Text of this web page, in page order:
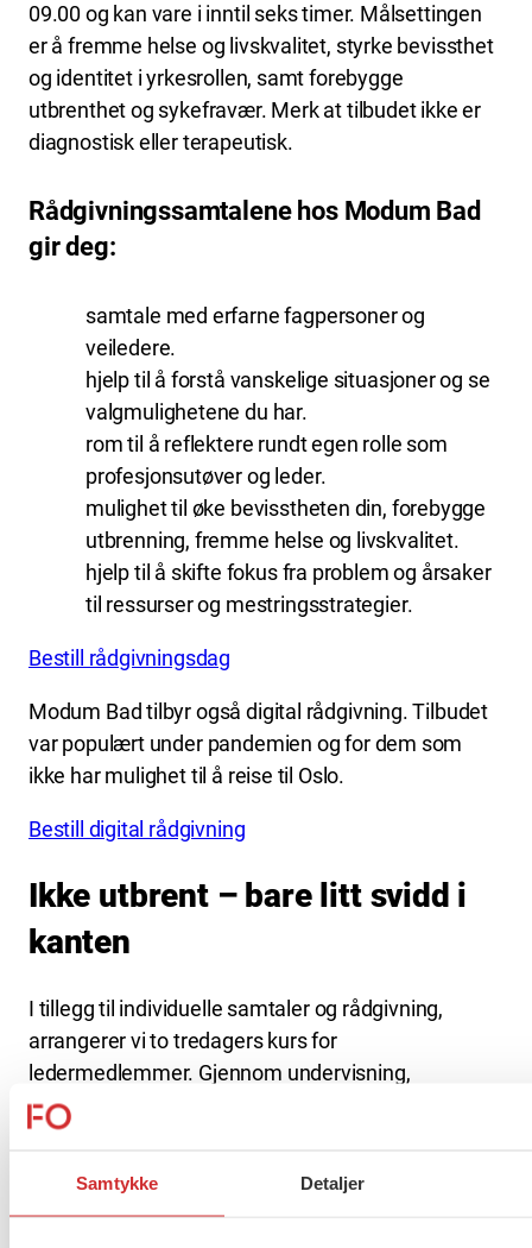
Samtykke Detaljer
09.00 og kan vare i inntil seks timer. Målsettingen
er å fremme helse og livskvalitet, styrke bevissthet
og identitet i yrkesrollen, samt forebygge
utbrenthet og sykefravær. Merk at tilbudet ikke er
diagnostisk eller terapeutisk.
Rådgivningssamtalene hos Modum Bad
gir deg:
samtale med erfarne fagpersoner og
veiledere.
hjelp til å forstå vanskelige situasjoner og se
valgmulighetene du har.
rom til å reflektere rundt egen rolle som
profesjonsutøver og leder.
mulighet til øke bevisstheten din, forebygge
utbrenning, fremme helse og livskvalitet.
hjelp til å skifte fokus fra problem og årsaker
til ressurser og mestringsstrategier.
Bestill rådgivningsdag
Modum Bad tilbyr også digital rådgivning. Tilbudet
var populært under pandemien og for dem som
ikke har mulighet til å reise til Oslo.
Bestill digital rådgivning
Ikke utbrent – bare litt svidd i
kanten
I tillegg til individuelle samtaler og rådgivning,
arrangerer vi to tredagers kurs for
ledermedlemmer. Gjennom undervisning,
erfaringsutveksling og veiledningssamtaler får
deltakerne kunnskap og innsikt i teknikker som